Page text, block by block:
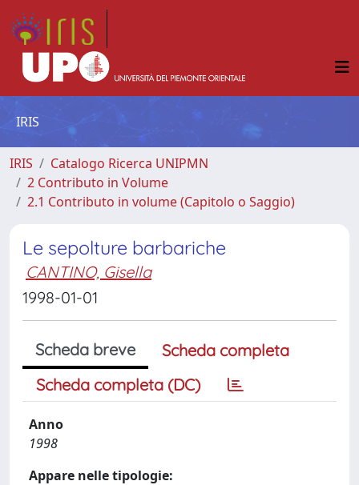
IRIS
IRIS
Catalogo Ricerca UNIPMN
2 Contributo in Volume
2.1 Contributo in volume (Capitolo o Saggio)
Le sepolture barbariche
CANTINO, Gisella
1998-01-01
Scheda breve
Scheda completa
Scheda completa (DC)
Anno
1998
Appare nelle tipologie: